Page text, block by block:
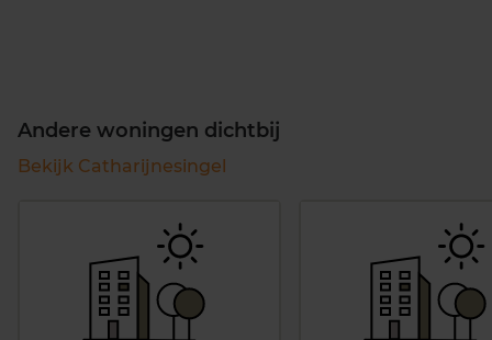
Andere woningen dichtbij
Bekijk Catharijnesingel